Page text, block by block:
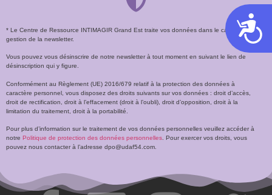
* Le Centre de Ressource INTIMAGIR Grand Est traite vos données dans le cadre de la
gestion de la newsletter.
Vous pouvez vous désinscrire de notre newsletter à tout moment en suivant le lien de
désinscription qui y figure.
Conformément au Règlement (UE) 2016/679 relatif à la protection des données à
caractère personnel, vous disposez des droits suivants sur vos données : droit d’accès,
droit de rectification, droit à l’effacement (droit à l’oubli), droit d’opposition, droit à la
limitation du traitement, droit à la portabilité.
Pour plus d’information sur le traitement de vos données personnelles veuillez accéder à
notre Politique de protection des données personnelles . Pour exercer vos droits, vous
pouvez nous contacter à l’adresse dpo@udaf54.com.